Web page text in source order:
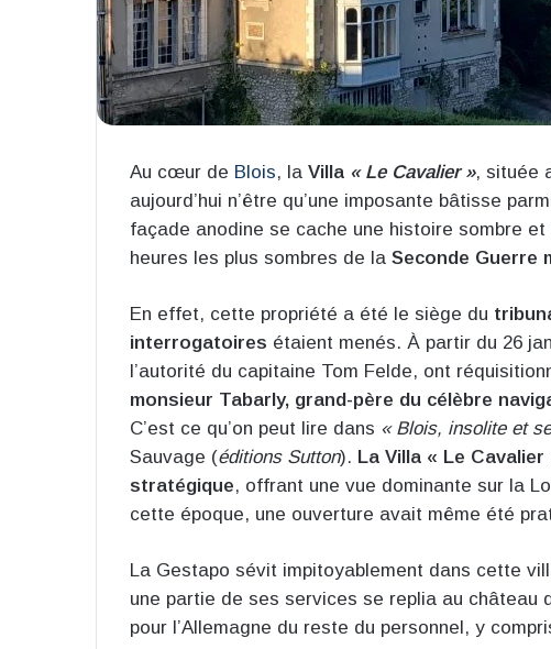
Au cœur de Blois, la Villa « Le Cavalier », située
aujourd’hui n’être qu’une imposante bâtisse
façade anodine se cache une histoire sombre
heures les plus sombres de la Seconde Guerre
En effet, cette propriété a été le siège du
interrogatoires étaient menés. À partir du 26
l’autorité du capitaine Tom Felde, ont
monsieur Tabarly, grand-père du célèbre
C’est ce qu’on peut lire dans « Blois, insolite et
Sauvage (éditions Sutton). La Villa « Le
stratégique, offrant une vue dominante sur la
cette époque, une ouverture avait même été
La Gestapo sévit impitoyablement dans cette
une partie de ses services se replia au château
pour l’Allemagne du reste du personnel, y